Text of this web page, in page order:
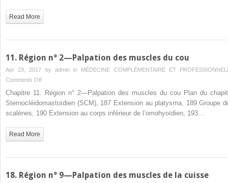
des
l’avant-
Read More
11. Région n° 2—Palpation des muscles du cou
Apr 23, 2017 by adminin MÉDECINE COMPLÉMENTAIRE ET
Comments Offon
11.
Région
n°
Palpation
Chapitre 11. Région n° 2—Palpation des muscles du cou Plan du
Sternocléidomastoïdien (SCM), 187 Extension au platysma, 189 Groupe
scalènes, 190 Extension au corps inférieur de l’omohyoïdien, 193…
Read More
18. Région n° 9—Palpation des muscles de la cuisse